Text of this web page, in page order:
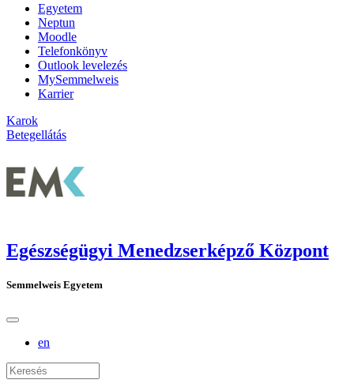
Egyetem
Neptun
Moodle
Telefonkönyv
Outlook levelezés
MySemmelweis
Karrier
Karok
Betegellátás
Egészségügyi Menedzserképző Központ
Semmelweis Egyetem
en